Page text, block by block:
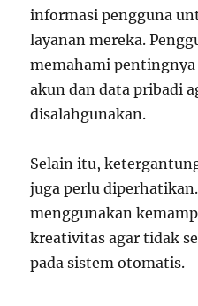
informasi pengguna
layanan mereka.
memahami pentingnya
akun dan data pribadi
disalahgunakan.
Selain itu,
juga perlu
menggunakan
kreativitas agar tidak
pada sistem otomatis.